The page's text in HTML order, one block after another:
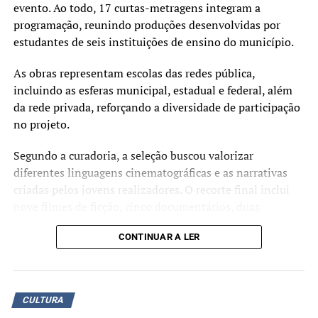
Itamaracá, que recentemente completou 80. Lia foi o
mote para a escola falar da cultura da ciranda, popular no
estado de Pernambuco. Falta de elementos nas fantasias
dificuldades na harmonia foram os pontos negativos da
escola, prejudicada também por um princípio de incêndio
na última alegoria.
cearense de Maracanaú e sua grande festa de São João,
realizando um desfile esteticamente abaixo das demais,
evento. Ao todo, 17 curtas-metragens integram a
programação, reunindo produções desenvolvidas por
estudantes de seis instituições de ensino do município.
As obras representam escolas das redes pública,
incluindo as esferas municipal, estadual e federal, além
da rede privada, reforçando a diversidade de participação
no projeto.
Segundo a curadoria, a seleção buscou valorizar
diferentes linguagens cinematográficas e as narrativas
criadas pelos jovens realizadores. O recorte final inclui
animações e um curta experimental.
expressão artística e reflexão dentro do ambiente escolar,
evidenciando o envolvimento crescente de estudantes
com a produção cinematográfica.
CONTINUAR A LER
CULTURA